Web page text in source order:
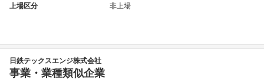
上場区分 非上場
日鉄テックスエンジ株式会社
事業・業種類似企業